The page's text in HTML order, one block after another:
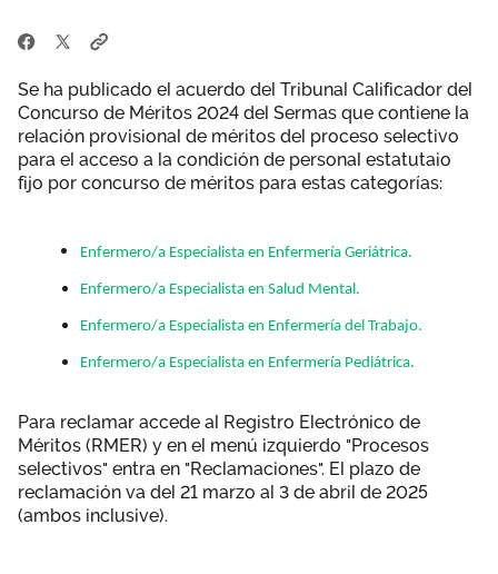
Se ha publicado el acuerdo del Tribunal Calificador del
Concurso de Méritos 2024 del Sermas que contiene la
relación provisional de méritos del proceso selectivo
para el acceso a la condición de personal estatutaio
fijo por concurso de méritos para estas categorías:
Enfermero/a Especialista en Enfermería Geriátrica.
Enfermero/a Especialista en Salud Mental.
Enfermero/a Especialista en Enfermería del Trabajo.
Enfermero/a Especialista en Enfermería Pediátrica.
Para reclamar accede al Registro Electrónico de
Méritos (RMER) y en el menú izquierdo "Procesos
selectivos" entra en "Reclamaciones". El plazo de
reclamación va​ del 21 marzo al 3 de abril de 2025
(ambos inclusive)​.